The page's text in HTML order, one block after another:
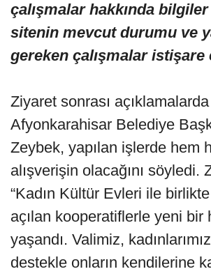
çalışmalar hakkında bilgiler
sitenin mevcut durumu ve
gereken çalışmalar istişare
Ziyaret sonrası
Afyonkarahisar Belediye
Zeybek, yapılan işlerde hem
alışverişin olacağını söyledi.
“Kadın Kültür Evleri ile
açılan kooperatiflerle yeni bir
yaşandı. Valimiz,
destekle onların kendilerine